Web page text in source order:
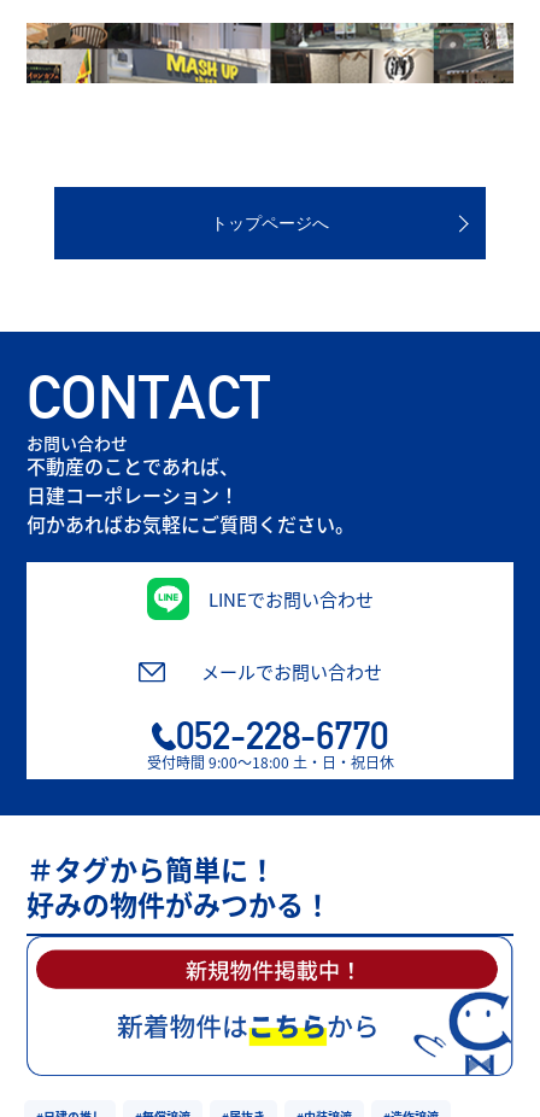
トップページへ
CONTACT
お問い合わせ
不動産のことであれば、
日建コーポレーション！
何かあればお気軽にご質問ください。
LINEでお問い合わせ
メールでお問い合わせ
052-228-6770
受付時間 9:00〜18:00 土・日・祝日休
＃タグから簡単に！
好みの物件がみつかる！